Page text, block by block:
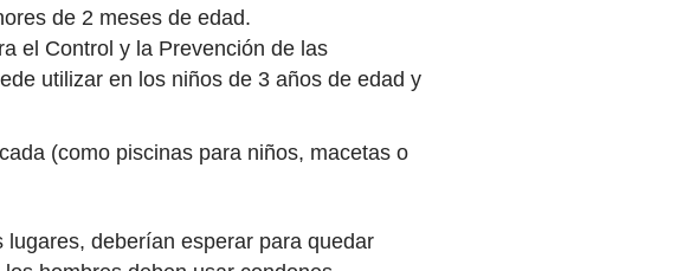
de 2 meses de edad.
el Control y la Prevención de las
utilizar en los niños de 3 años de edad y
(como piscinas para niños, macetas o
lugares, deberían esperar para quedar